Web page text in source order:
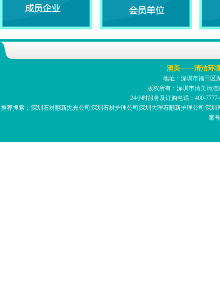
清美——清洁环境
地址：深圳市福田区
版权所有：深圳市清美清
24小时服务及订购电话：400-
推荐搜索：|深圳石材翻新抛光公司|深圳石材护理公司|深圳大理石翻新护理公司|深
案